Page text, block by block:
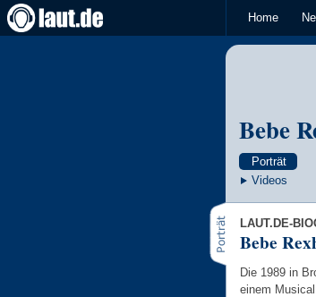
Home
Bebe
Porträt
Videos
LAUT.DE-
Bebe
Die 1989 in
einem